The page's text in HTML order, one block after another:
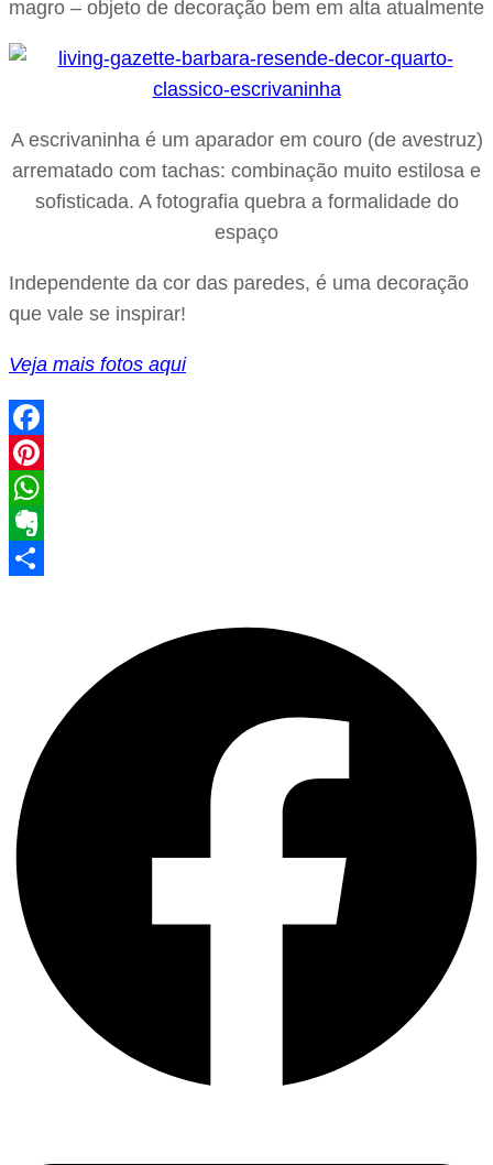
magro – objeto de decoração bem em alta atualmente
A escrivaninha é um aparador em couro (de avestruz)
arrematado com tachas: combinação muito estilosa e
sofisticada. A fotografia quebra a formalidade do
espaço
Independente da cor das paredes, é uma decoração
que vale se inspirar!
Veja mais fotos aqui
Facebook
Pinterest
WhatsApp
Evernote